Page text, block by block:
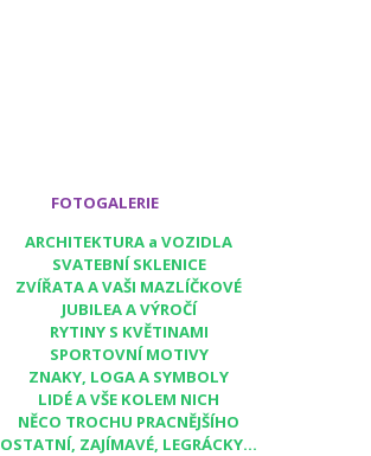
FOTOGALERIE
ARCHITEKTURA a VOZIDLA
SVATEBNÍ SKLENICE
ZVÍŘATA A VAŠI MAZLÍČKOVÉ
JUBILEA A VÝROČÍ
RYTINY S KVĚTINAMI
SPORTOVNÍ MOTIVY
ZNAKY, LOGA A SYMBOLY
LIDÉ A VŠE KOLEM NICH
NĚCO TROCHU PRACNĚJŠÍHO
OSTATNÍ, ZAJÍMAVÉ, LEGRÁCKY...